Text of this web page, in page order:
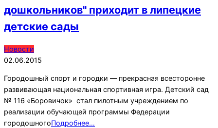
дошкольников" приходит в липецкие
детские сады
2015-
06-
Новости
02.06.2015
Городошный спорт и городки — прекрасная всесторонне
развивающая национальная спортивная игра. Детский сад
№ 116 «Боровичок» стал пилотным учреждением по
реализации обучающей программы Федерации
городошногоПодробнее…